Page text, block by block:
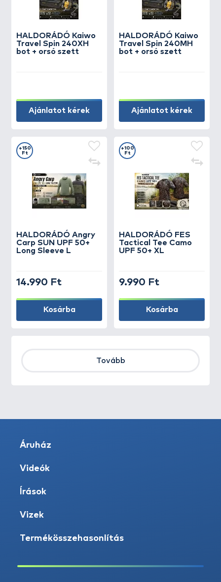
HALDORÁDÓ Kaiwo
Travel Spin 240XH
bot + orsó szett
Ajánlatot kérek
HALDORÁDÓ Kaiwo
Travel Spin 240MH
bot + orsó szett
Ajánlatot kérek
HALDORÁDÓ Angry
Carp SUN UPF 50+
Long Sleeve L
+150
Ft
14.990 Ft
Kosárba
HALDORÁDÓ FES
Tactical Tee Camo
UPF 50+ XL
+100
Ft
9.990 Ft
Kosárba
Tovább
Áruház
Videók
Írások
Vizek
Termékösszehasonlítás